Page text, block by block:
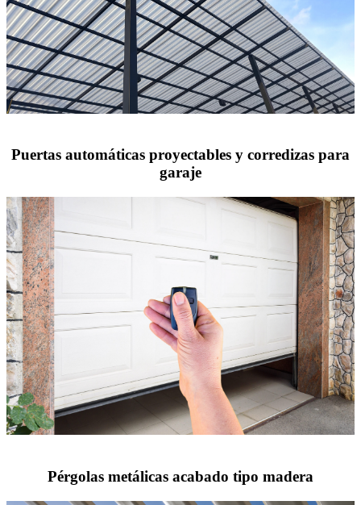
Puertas automáticas proyectables y corredizas para
garaje
Pérgolas metálicas acabado tipo madera